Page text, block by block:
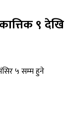
९ देखि